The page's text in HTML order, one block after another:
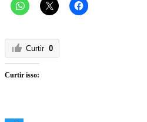
Curtir 0
Curtir isso: